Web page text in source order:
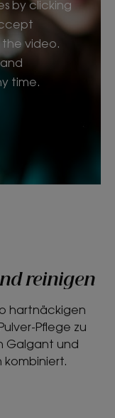
by clicking
video.
time.
reinigen
hartnäckigen
Pflege zu
Galgant und
kombiniert.